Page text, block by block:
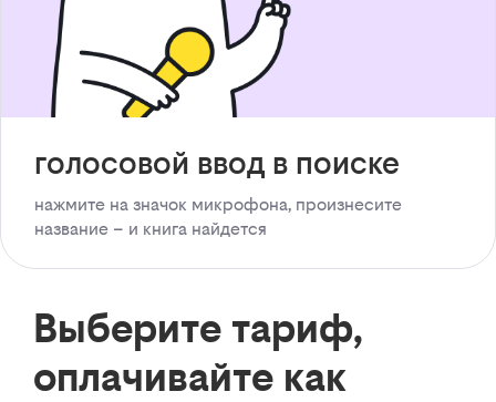
голосовой ввод в поиске
нажмите на значок микрофона, произнесите
название – и книга найдется
Выберите тариф,
оплачивайте как